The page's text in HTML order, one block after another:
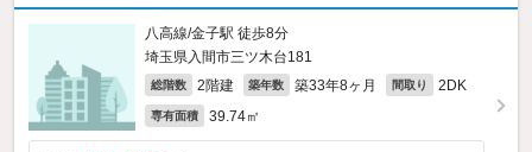
八高線/金子駅 徒歩8分
埼玉県入間市三ツ木台181
総階数 2階建 築年数 築33年8ヶ月 間取り 2DK
専有面積 39.74㎡